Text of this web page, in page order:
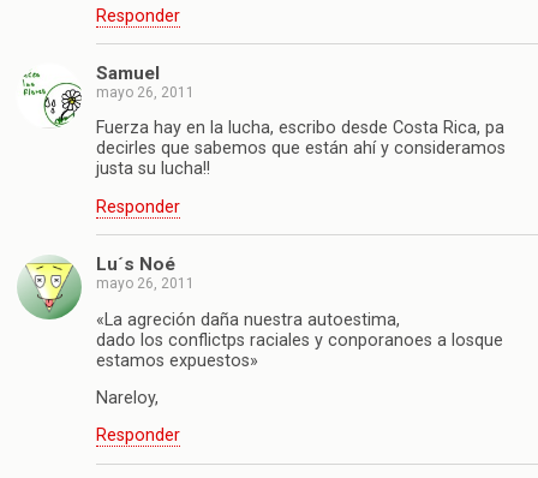
Responder
Samuel
mayo 26, 2011
Fuerza hay en la lucha, escribo desde Costa Rica, pa
decirles que sabemos que están ahí y consideramos
justa su lucha!!
Responder
Lu´s Noé
mayo 26, 2011
«La agreción daña nuestra autoestima,
dado los conflictps raciales y conporanoes a losque
estamos expuestos»
Nareloy,
Responder